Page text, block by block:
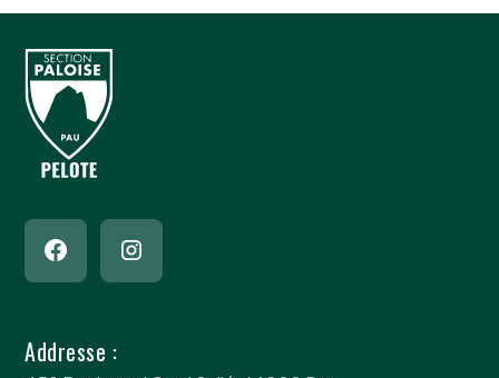
Addresse :